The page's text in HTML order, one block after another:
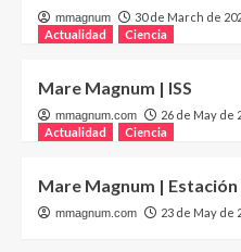
mmagnum 30 de March de
Actualidad Ciencia
Mare Magnum | ISS
mmagnum.com
26 de May de
Actualidad
Ciencia
Mare Magnum |
mmagnum.com 23 de May de